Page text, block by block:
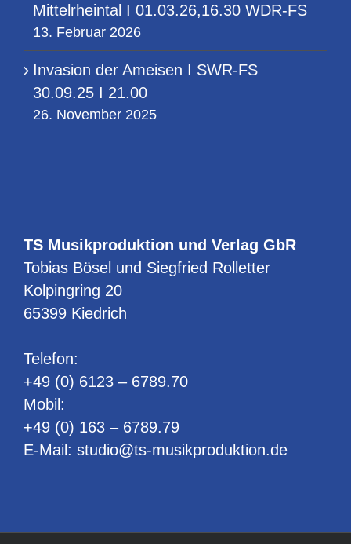
Mittelrheintal I 01.03.26,16.30 WDR-FS
13. Februar 2026
Invasion der Ameisen I SWR-FS
30.09.25 I 21.00
26. November 2025
TS Musikproduktion und Verlag GbR
Tobias Bösel und Siegfried Rolletter
Kolpingring 20
65399 Kiedrich
Telefon:
+49 (0) 6123 – 6789.70
Mobil:
+49 (0) 163 – 6789.79
E-Mail: studio@ts-musikproduktion.de